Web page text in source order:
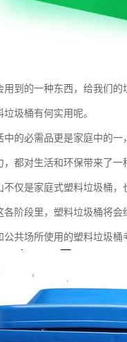
到的一种东西，给我们
圾桶有何实用呢。
的必需品更是家庭中的
都对生活和环保带来了
仅是家庭式塑料垃圾桶
阶段里，塑料垃圾桶将
共场所使用的塑料垃圾桶